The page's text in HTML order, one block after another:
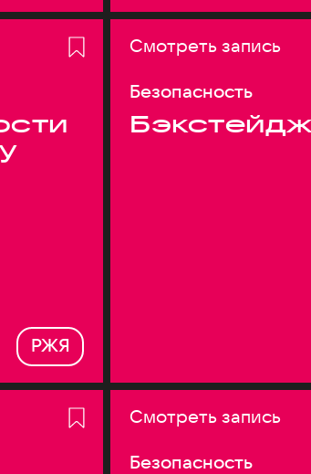
РЖЯ
Смотреть запись
Безопасность
Бэкстейдж
Смотреть запись
Безопасность